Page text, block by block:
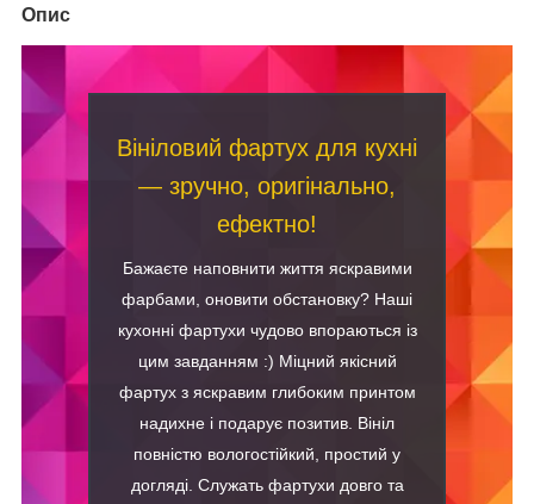
Опис
Вініловий фартух для кухні
— зручно, оригінально,
ефектно!
Бажаєте наповнити життя яскравими
фарбами, оновити обстановку? Наші
кухонні фартухи чудово впораються із
цим завданням :) Міцний якісний
фартух з яскравим глибоким принтом
надихне і подарує позитив. Вініл
повністю вологостійкий, простий у
догляді. Служать фартухи довго та